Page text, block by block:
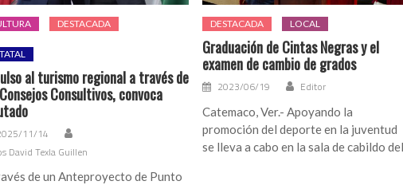
DESTACADA
al turismo regional a través de
Consultivos, convoca
11/14
David Texla Guillen
de un Anteproyecto de Punto
DESTACADA LOCAL
Graduación de Cintas Negras y el
examen de cambio de grados
2023/06/19 Editor
Catemaco, Ver.- Apoyando la
promoción del deporte en la juventud
se lleva a cabo en la sala de cabildo